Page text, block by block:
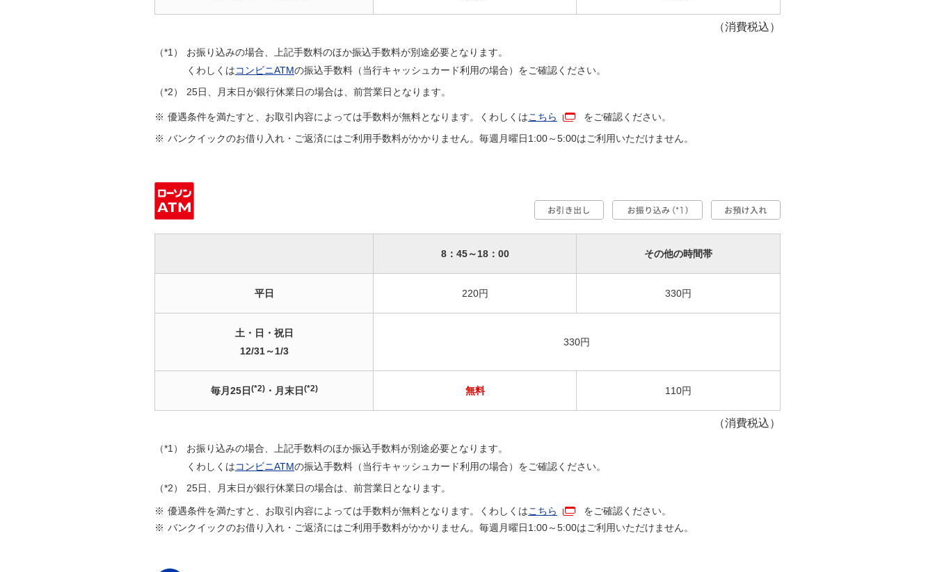
（消費税込）
（*1）
お振り込みの場合、上記手数料のほか振込手数料が別途必要となります。
くわしくはコンビニATMの振込手数料（当行キャッシュカード利用の場合）をご確認ください。
（*2）
25日、月末日が銀行休業日の場合は、前営業日となります。
※ 優遇条件を満たすと、お取引内容によっては手数料が無料となります。くわしくはこちら
をご確認ください。
※ バンクイックのお借り入れ・ご返済にはご利用手数料がかかりません。毎週月曜日1:00～5:00はご利用いただけません。
8：45～18：00 その他の時間帯
平日 220円 330円
土・日・祝日
12/31～1/3
330円
毎月25日 (*2)・月末日 (*2) 無料 110円
（消費税込）
（*1）
お振り込みの場合、上記手数料のほか振込手数料が別途必要となります。
くわしくはコンビニATMの振込手数料（当行キャッシュカード利用の場合）をご確認ください。
（*2）
25日、月末日が銀行休業日の場合は、前営業日となります。
※ 優遇条件を満たすと、お取引内容によっては手数料が無料となります。くわしくはこちら
をご確認ください。
※ バンクイックのお借り入れ・ご返済にはご利用手数料がかかりません。毎週月曜日1:00～5:00はご利用いただけません。